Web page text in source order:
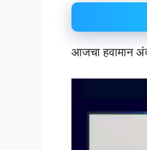
आजचा हवामान